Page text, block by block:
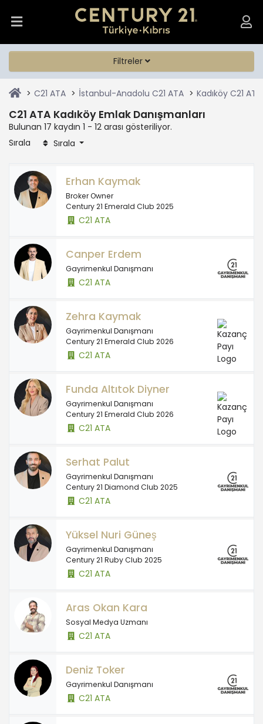
Filtreler
C21 ATA İstanbul-Anadolu C21 ATA Kadıköy C21 ATA
C21 ATA Kadıköy Emlak Danışmanları
Bulunan 17 kaydın 1 - 12 arası gösteriliyor.
Sırala
Sırala
Erhan Kaymak
Broker Owner
Century 21 Emerald Club 2025
C21 ATA
Canper Erdem
Gayrimenkul Danışmanı
C21 ATA
Zehra Kaymak
Gayrimenkul Danışmanı
Century 21 Emerald Club 2026
C21 ATA
Funda Altıtok Diyner
Gayrimenkul Danışmanı
Century 21 Emerald Club 2026
C21 ATA
Serhat Palut
Gayrimenkul Danışmanı
Century 21 Diamond Club 2025
C21 ATA
Yüksel Nuri Güneş
Gayrimenkul Danışmanı
Century 21 Ruby Club 2025
C21 ATA
Aras Okan Kara
Sosyal Medya Uzmanı
C21 ATA
Deniz Toker
Gayrimenkul Danışmanı
C21 ATA